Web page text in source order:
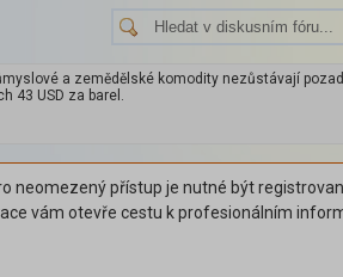
a zemědělské komodity nezůstávají
43 USD za barel.
neomezený přístup je nutné být
vám otevře cestu k profesionálním